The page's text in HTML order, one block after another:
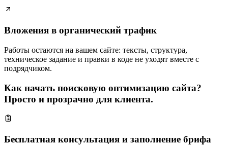
Вложения в органический трафик
Работы остаются на вашем сайте: тексты, структура,
техническое задание и правки в коде не уходят вместе с
подрядчиком.
Как начать поисковую оптимизацию сайта?
Просто и прозрачно для клиента.
Бесплатная консультация и заполнение брифа